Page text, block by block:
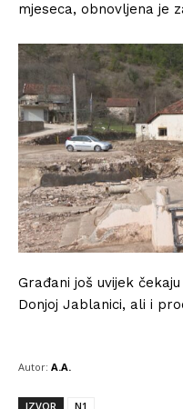
mjeseca, obnovljena je
Građani još uvijek
Donjoj Jablanici, ali i
Autor: A.A.
IZVOR N1